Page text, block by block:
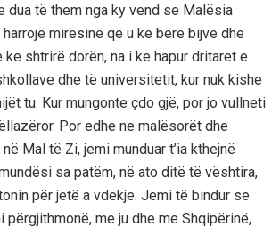
dua të them nga ky vend se Malësia
mirësinë që u ke bërë bijve dhe
ke shtrirë dorën, na i ke hapur dritaret e
dhe të universitetit, kur nuk kishe
tu. Kur mungonte çdo gjë, por jo vullneti
Por edhe ne malësorët dhe
Mal të Zi, jemi munduar t’ia kthejnë
sa patëm, në ato ditë të vështira,
për jetë a vdekje. Jemi të bindur se
përgjithmonë, me ju dhe me Shqipërinë,